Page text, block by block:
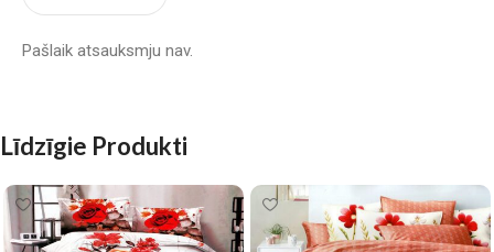
Pašlaik atsauksmju nav.
Līdzīgie Produkti